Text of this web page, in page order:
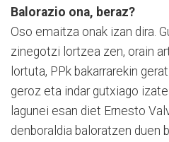
Balorazio ona, beraz?
Oso emaitza onak izan dira.
zinegotzi lortzea zen, orain
lortuta, PPk bakarrarekin
geroz eta indar gutxiago
lagunei esan diet Ernesto
denboraldia baloratzen duen